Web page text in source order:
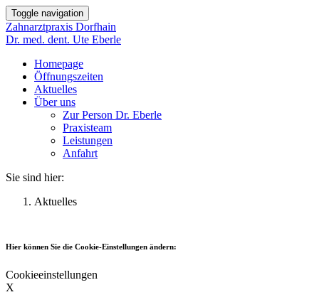
Toggle navigation
Zahnarztpraxis Dorfhain
Dr. med. dent. Ute Eberle
Homepage
Öffnungszeiten
Aktuelles
Über uns
Zur Person Dr. Eberle
Praxisteam
Leistungen
Anfahrt
Sie sind hier:
Aktuelles
Hier können Sie die Cookie-Einstellungen ändern:
Cookieeinstellungen
X